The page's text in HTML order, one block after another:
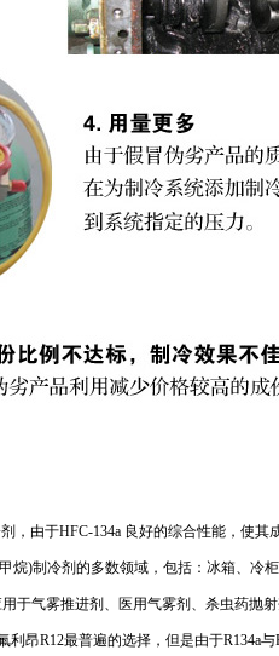
，由于HFC-134a 良好的综合性能，使
烷)制冷剂的多数领域，包括：冰箱、
于气雾推进剂、医用气雾剂、杀虫药抛
利昂R12最普遍的选择，但是由于